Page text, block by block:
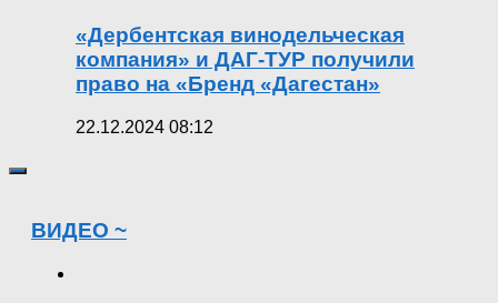
«Дербентская винодельческая
компания» и ДАГ-ТУР получили
право на «Бренд «Дагестан»
22.12.2024 08:12
ВИДЕО ~